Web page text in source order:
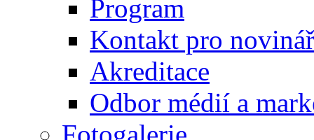
Program
Kontakt pro
Akreditace
Odbor médií a
Fotogalerie